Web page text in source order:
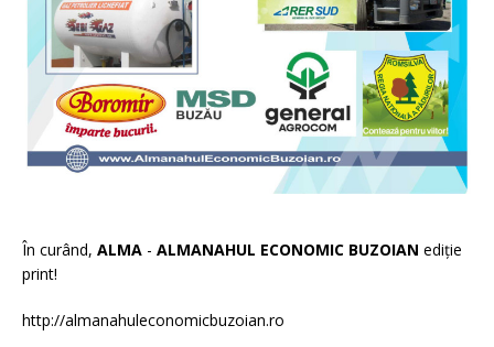
În curând, ALMA - ALMANAHUL ECONOMIC BUZOIAN ediție
print!
http://almanahuleconomicbuzoian.ro